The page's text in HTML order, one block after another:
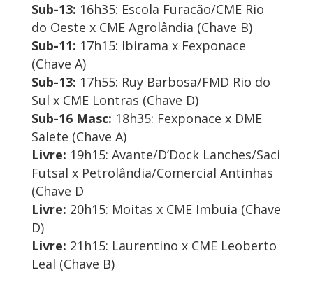
Sub-13: 16h35: Escola Furacão/CME Rio
do Oeste x CME Agrolândia (Chave B)
Sub-11: 17h15: Ibirama x Fexponace
(Chave A)
Sub-13: 17h55: Ruy Barbosa/FMD Rio do
Sul x CME Lontras (Chave D)
Sub-16 Masc: 18h35: Fexponace x DME
Salete (Chave A)
Livre: 19h15: Avante/D’Dock Lanches/Saci
Futsal x Petrolândia/Comercial Antinhas
(Chave D
Livre: 20h15: Moitas x CME Imbuia (Chave
D)
Livre: 21h15: Laurentino x CME Leoberto
Leal (Chave B)